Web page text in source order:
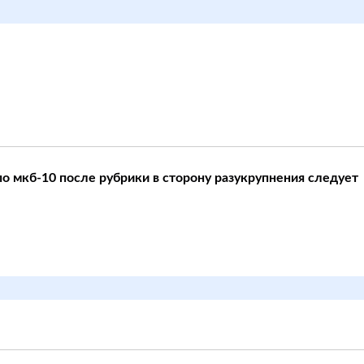
мкб-10 после рубрики в сторону разукрупнения следует